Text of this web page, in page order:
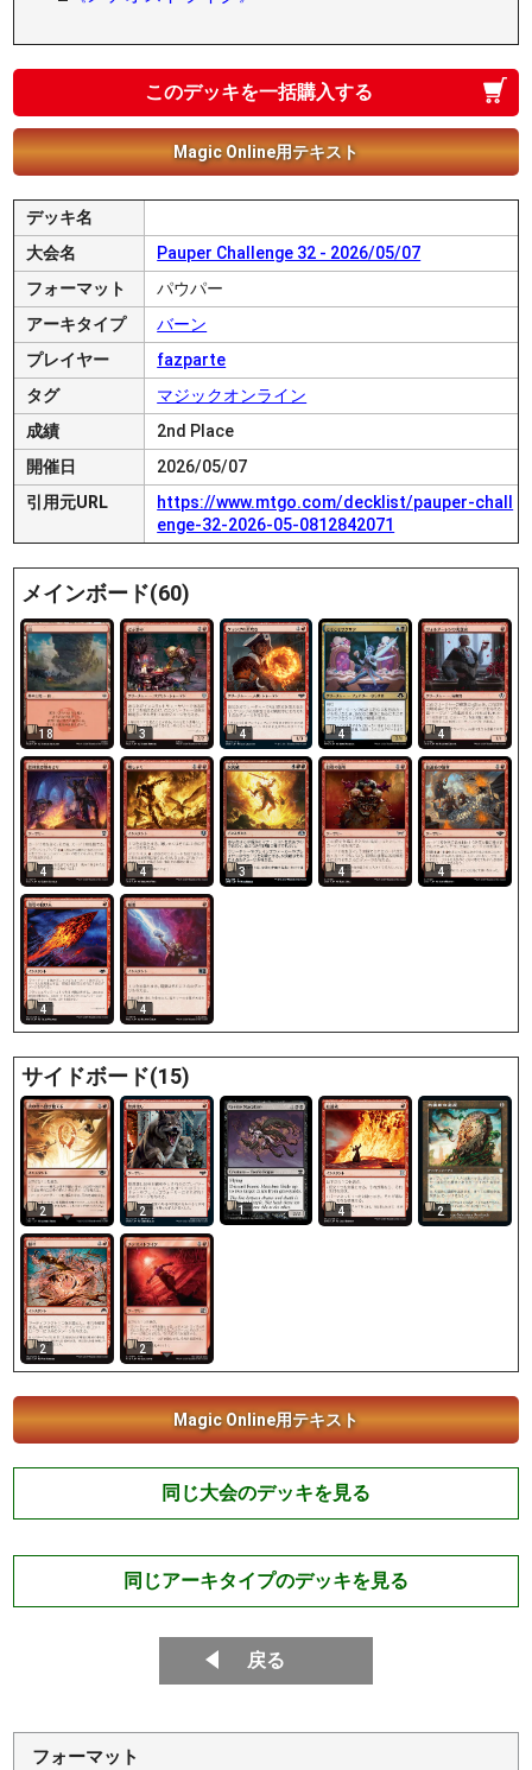
このデッキを一括購入する
Magic Online用テキスト
デッキ名
大会名
Pauper Challenge 32 - 2026/05/07
フォーマット
パウパー
アーキタイプ
バーン
プレイヤー
fazparte
タグ
マジックオンライン
成績
2nd Place
開催日
2026/05/07
引用元URL
https://www.mtgo.com/decklist/pauper-chall
enge-32-2026-05-0812842071
メインボード(60)
18 3 4 4 4
4 4 3 4 4
4 4
サイドボード(15)
2 2 1 4 2
2 2
Magic Online用テキスト
同じ大会のデッキを見る
同じアーキタイプのデッキを見る
戻る
フォーマット